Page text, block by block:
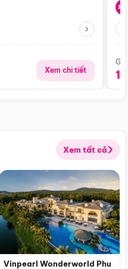
Xem chi tiết
Xem tất cả
Vinpearl Wonderworld Phu